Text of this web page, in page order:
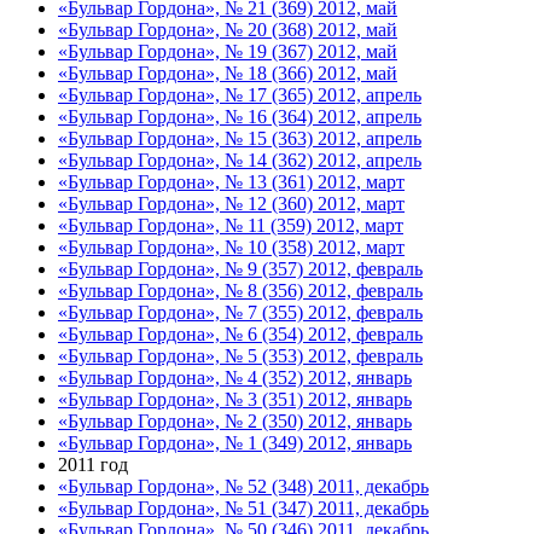
«Бульвар Гордона», № 21 (369) 2012, май
«Бульвар Гордона», № 20 (368) 2012, май
«Бульвар Гордона», № 19 (367) 2012, май
«Бульвар Гордона», № 18 (366) 2012, май
«Бульвар Гордона», № 17 (365) 2012, апрель
«Бульвар Гордона», № 16 (364) 2012, апрель
«Бульвар Гордона», № 15 (363) 2012, апрель
«Бульвар Гордона», № 14 (362) 2012, апрель
«Бульвар Гордона», № 13 (361) 2012, март
«Бульвар Гордона», № 12 (360) 2012, март
«Бульвар Гордона», № 11 (359) 2012, март
«Бульвар Гордона», № 10 (358) 2012, март
«Бульвар Гордона», № 9 (357) 2012, февраль
«Бульвар Гордона», № 8 (356) 2012, февраль
«Бульвар Гордона», № 7 (355) 2012, февраль
«Бульвар Гордона», № 6 (354) 2012, февраль
«Бульвар Гордона», № 5 (353) 2012, февраль
«Бульвар Гордона», № 4 (352) 2012, январь
«Бульвар Гордона», № 3 (351) 2012, январь
«Бульвар Гордона», № 2 (350) 2012, январь
«Бульвар Гордона», № 1 (349) 2012, январь
2011 год
«Бульвар Гордона», № 52 (348) 2011, декабрь
«Бульвар Гордона», № 51 (347) 2011, декабрь
«Бульвар Гордона», № 50 (346) 2011, декабрь